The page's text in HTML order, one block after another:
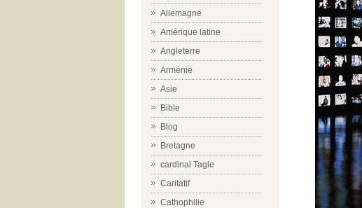
Allemagne
Amérique latine
Angleterre
Arménie
Asie
Bible
Blog
Bretagne
cardinal Tagle
Caritatif
Cathophilie